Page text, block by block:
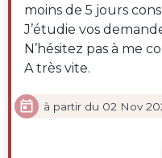
moins de 5 jours
J’étudie vos
N’hésitez pas à me
A très vite.
 à partir du 02 Nov